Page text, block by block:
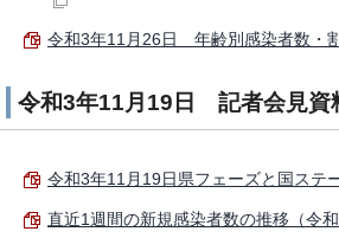
令和3年11月26日 年齢別感染者数・
令和3年11月19日 記者会見資
令和3年11月19日県フェーズと国ステ
直近1週間の新規感染者数の推移（令